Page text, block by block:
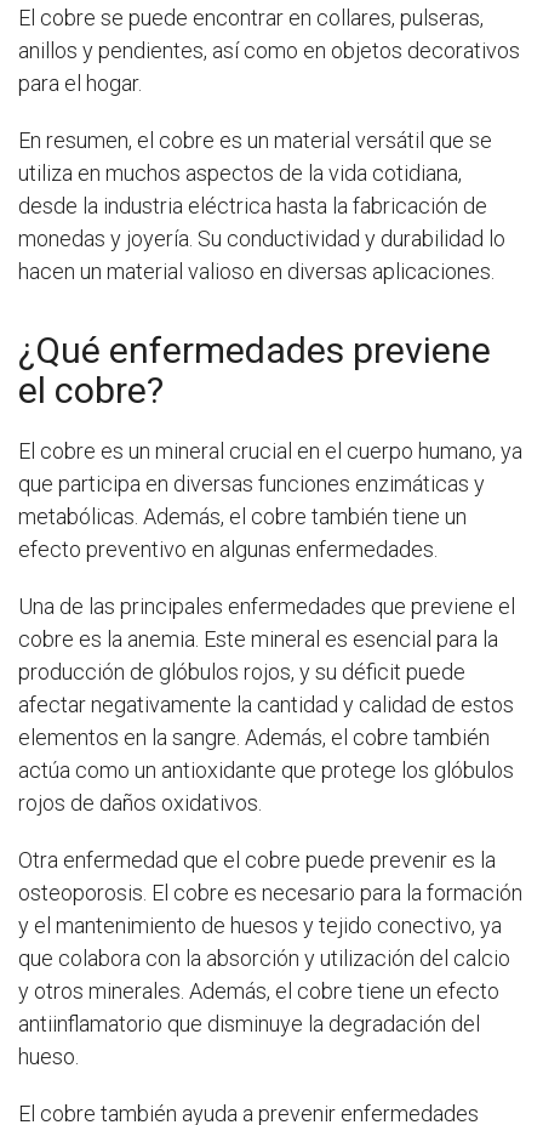
El cobre se puede encontrar en collares, pulseras,
anillos y pendientes, así como en objetos decorativos
para el hogar.
En resumen, el cobre es un material versátil que se
utiliza en muchos aspectos de la vida cotidiana,
desde la industria eléctrica hasta la fabricación de
monedas y joyería. Su conductividad y durabilidad lo
hacen un material valioso en diversas aplicaciones.
¿Qué enfermedades previene
el cobre?
El cobre es un mineral crucial en el cuerpo humano, ya
que participa en diversas funciones enzimáticas y
metabólicas. Además, el cobre también tiene un
efecto preventivo en algunas enfermedades.
Una de las principales enfermedades que previene el
cobre es la anemia. Este mineral es esencial para la
producción de glóbulos rojos, y su déficit puede
afectar negativamente la cantidad y calidad de estos
elementos en la sangre. Además, el cobre también
actúa como un antioxidante que protege los glóbulos
rojos de daños oxidativos.
Otra enfermedad que el cobre puede prevenir es la
osteoporosis. El cobre es necesario para la formación
y el mantenimiento de huesos y tejido conectivo, ya
que colabora con la absorción y utilización del calcio
y otros minerales. Además, el cobre tiene un efecto
antiinflamatorio que disminuye la degradación del
hueso.
El cobre también ayuda a prevenir enfermedades